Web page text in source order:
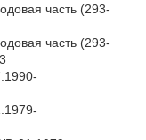
часть (293-
часть (293-